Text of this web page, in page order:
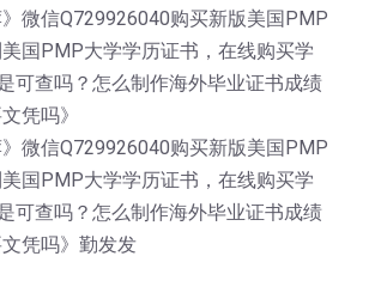
》微信Q729926040购买新版美国PMP
国PMP大学学历证书，在线购买学
可查吗？怎么制作海外毕业证书成绩
凭吗》
》微信Q729926040购买新版美国PMP
国PMP大学学历证书，在线购买学
可查吗？怎么制作海外毕业证书成绩
凭吗》勤发发